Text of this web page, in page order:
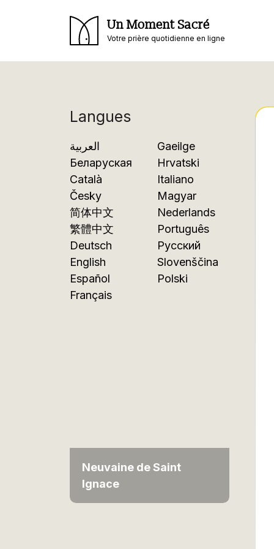
Un Moment Sacré
Votre prière quotidienne en ligne
Langues
العربية
Беларуская
Català
Česky
简体中文
繁體中文
Deutsch
English
Español
Français
Gaeilge
Hrvatski
Italiano
Magyar
Nederlands
Português
Русский
Slovenščina
Polski
Neuvaine de Saint
Ignace